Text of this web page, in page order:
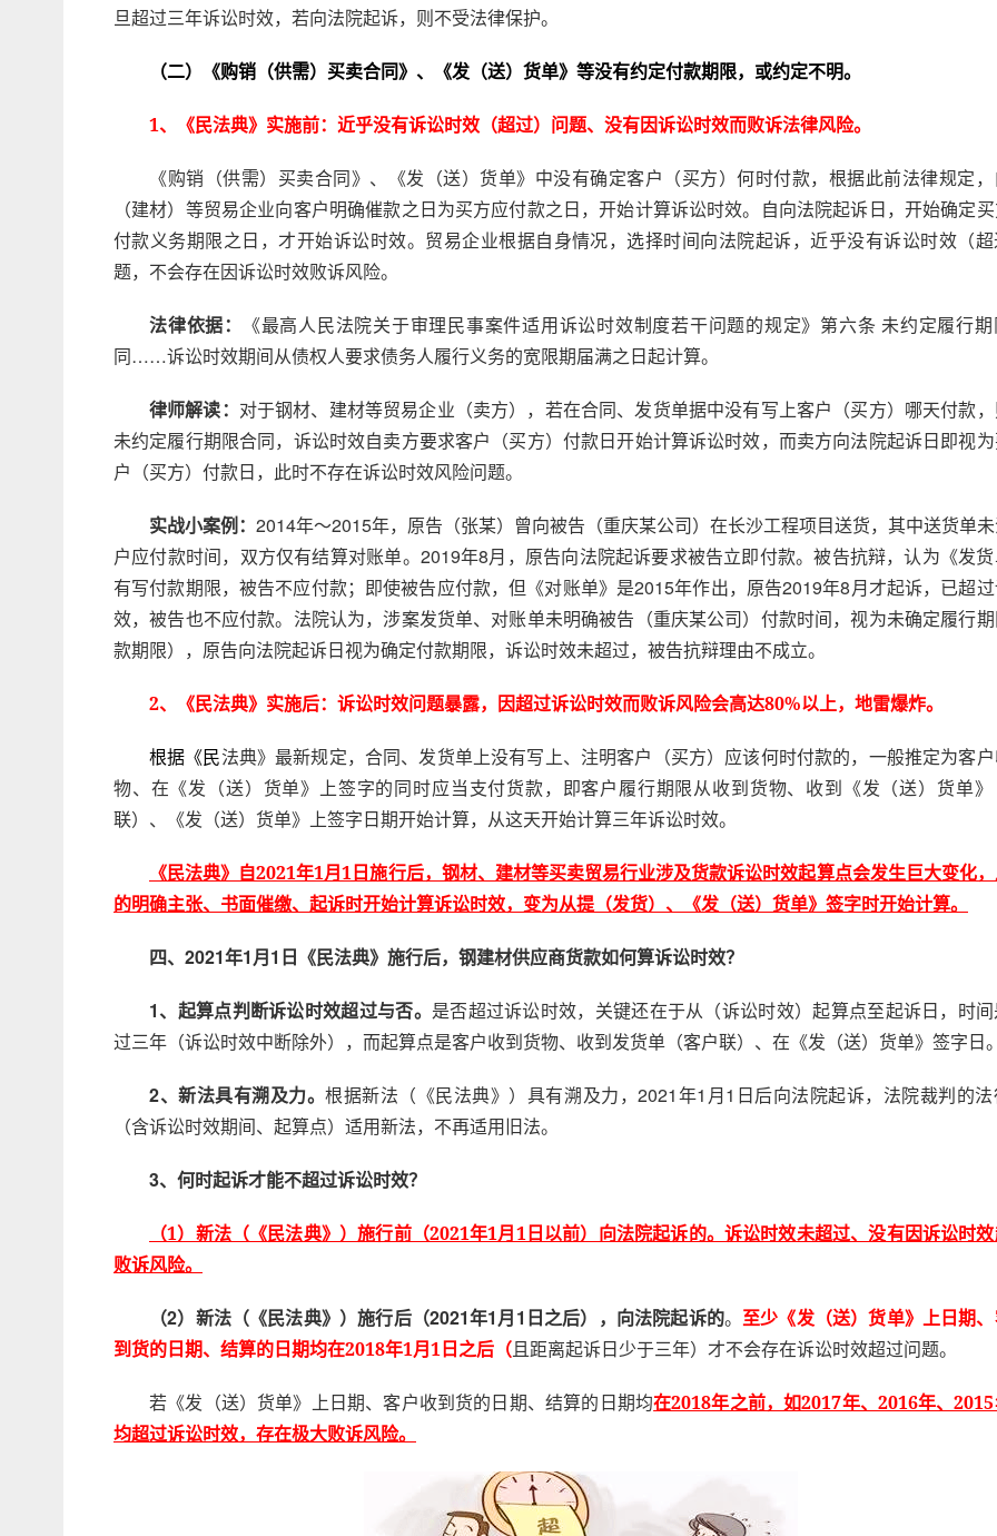
旦超过三年诉讼时效，若向法院起诉，则不受法律保护。
（二）《购销（供需）买卖合同》、《发（送）货单》等没有约定付款期限，或约定不明。
1、《民法典》实施前：近乎没有诉讼时效（超过）问题、没有因诉讼时效而败诉法律风险。
《购销（供需）买卖合同》、《发（送）货单》中没有确定客户（买方）何时付款，根据此前法律规定
（建材）等贸易企业向客户明确催款之日为买方应付款之日，开始计算诉讼时效。自向法院起诉日，开始确定
付款义务期限之日，才开始诉讼时效。贸易企业根据自身情况，选择时间向法院起诉，近乎没有诉讼时效（
题，不会存在因诉讼时效败诉风险。
法律依据：
《最高人民法院关于审理民事案件适用诉讼时效制度若干问题的规定》第六条 未约定履行
同……诉讼时效期间从债权人要求债务人履行义务的宽限期届满之日起计算。
律师解读： 对于钢材、建材等贸易企业（卖方），若在合同、发货单据中没有写上客户（买方）哪天付款
未约定履行期限合同，诉讼时效自卖方要求客户（买方）付款日开始计算诉讼时效，而卖方向法院起诉日即视
户（买方）付款日，此时不存在诉讼时效风险问题。
实战小案例： 2014年～2015年，原告（张某）曾向被告（重庆某公司）在长沙工程项目送货，其中送货单
户应付款时间，双方仅有结算对账单。2019年8月，原告向法院起诉要求被告立即付款。被告抗辩，认为《发
有写付款期限，被告不应付款；即使被告应付款，但《对账单》是2015年作出，原告2019年8月才起诉，已超
效，被告也不应付款。法院认为，涉案发货单、对账单未明确被告（重庆某公司）付款时间，视为未确定履行
款期限），原告向法院起诉日视为确定付款期限，诉讼时效未超过，被告抗辩理由不成立。
2、《民法典》实施后：诉讼时效问题暴露，因超过诉讼时效而败诉风险会高达80%以上，地雷爆炸。
根据《民法典》最新规定，合同、发货单上没有写上、注明客户（买方）应该何时付款的，一般推定为客
物、在《发（送）货单》上签字的同时应当支付货款，即客户履行期限从收到货物、收到《发（送）货单
联）、《发（送）货单》上签字日期开始计算，从这天开始计算三年诉讼时效。
《民法典》自2021年1月1日施行后，钢材、建材等买卖贸易行业涉及货款诉讼时效起算点会发生巨大变化
的明确主张、书面催缴、起诉时开始计算诉讼时效，变为从提（发货）、《发（送）货单》签字时开始计算。
四、2021年1月1日《民法典》施行后，钢建材供应商货款如何算诉讼时效？
1、起算点判断诉讼时效超过与否。 是否超过诉讼时效，关键还在于从（诉讼时效）起算点至起诉日，时
过三年（诉讼时效中断除外），而起算点是客户收到货物、收到发货单（客户联）、在《发（送）货单》签字日
2、新法具有溯及力。根据新法（《民法典》）具有溯及力，2021年1月1日后向法院起诉，法院裁判的
（含诉讼时效期间、起算点）适用新法，不再适用旧法。
3、何时起诉才能不超过诉讼时效？
（1）新法（《民法典》）施行前（2021年1月1日以前）向法院起诉的。诉讼时效未超过、没有因诉讼时
败诉风险。
（2）新法（《民法典》）施行后（2021年1月1日之后），向法院起诉的。 至少《发（送）货单》上日期
到货的日期、结算的日期均在2018年1月1日之后（且距离起诉日少于三年）才不会存在诉讼时效超过问题。
若《发（送）货单》上日期、客户收到货的日期、结算的日期均在2018年之前，如2017年、2016年、
均超过诉讼时效，存在极大败诉风险。